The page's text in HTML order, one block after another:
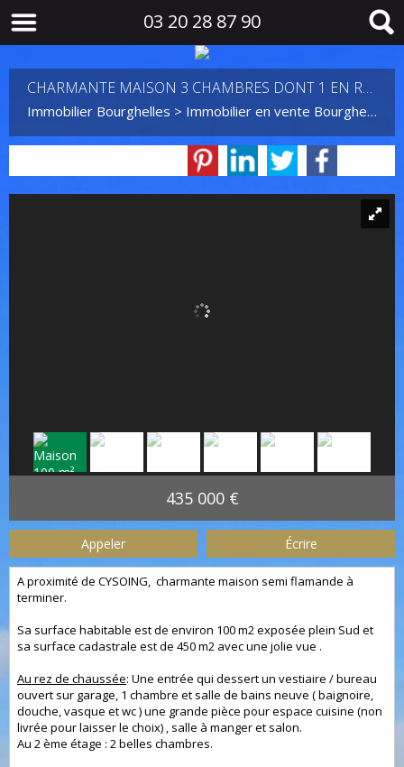
03 20 28 87 90
CHARMANTE MAISON 3 CHAMBRES DONT 1 EN RDC JARDIN ET GARAGE
Immobilier Bourghelles > Immobilier en vente Bourghelles
435 000 €
Appeler Écrire
A proximité de CYSOING, charmante maison semi flamande à
terminer.
Sa surface habitable est de environ 100 m2 exposée plein Sud et
sa surface cadastrale est de 450 m2 avec une jolie vue .
Au rez de chaussée: Une entrée qui dessert un vestiaire / bureau
ouvert sur garage, 1 chambre et salle de bains neuve ( baignoire,
douche, vasque et wc ) une grande pièce pour espace cuisine (non
livrée pour laisser le choix) , salle à manger et salon.
Au 2 ème étage : 2 belles chambres.